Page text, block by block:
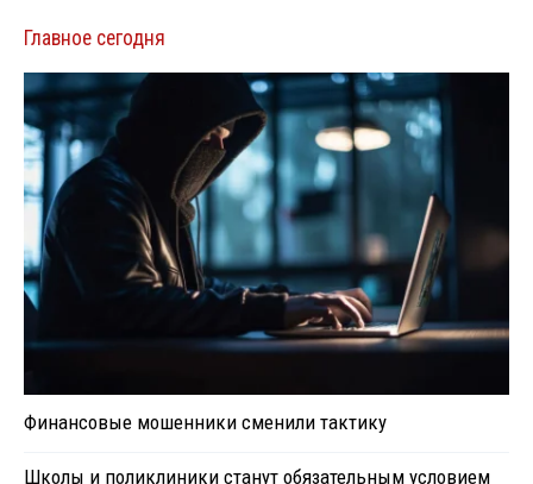
Главное сегодня
Финансовые мошенники сменили тактику
Школы и поликлиники станут обязательным условием